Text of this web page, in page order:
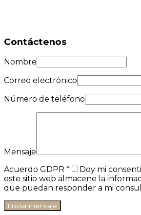
Contáctenos
Nombre
Correo electrónico
Número de teléfono
Mensaje
Acuerdo GDPR *
Doy mi
este sitio web almacene la
que puedan responder a mi